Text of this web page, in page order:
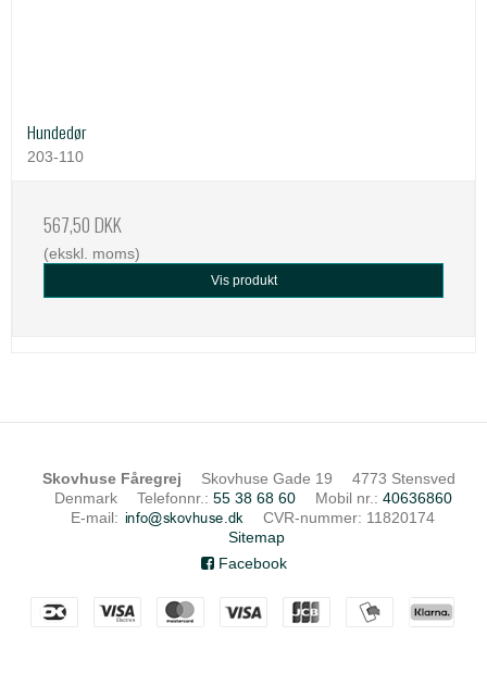
Hundedør
203-110
567,50 DKK
(ekskl. moms)
Vis produkt
Skovhuse Fåregrej Skovhuse Gade 19
4773 Stensved
Denmark
Telefonnr. : 55 38 68 60 Mobil nr. : 40636860
E-mail: CVR-nummer: 11820174
Sitemap
Facebook